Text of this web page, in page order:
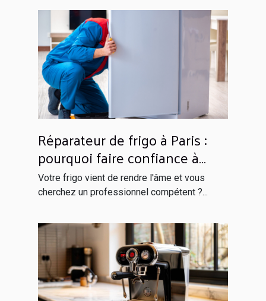
Réparateur de frigo à Paris :
pourquoi faire confiance à
Globals Services ?
Votre frigo vient de rendre l'âme et vous
cherchez un professionnel compétent ?...